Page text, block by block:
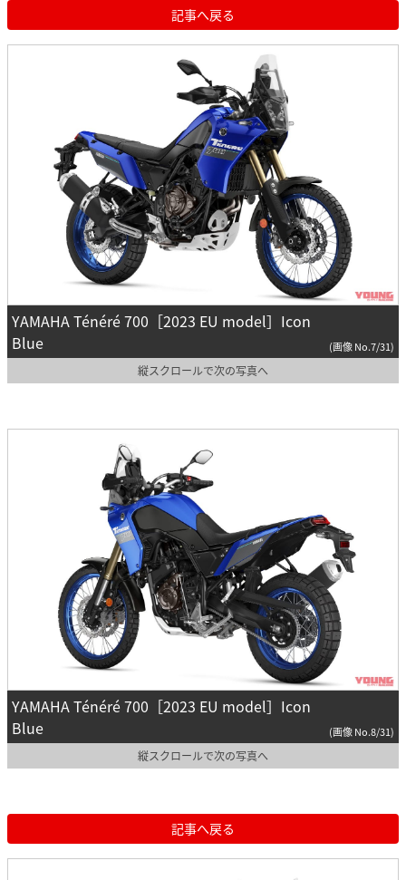
記事へ戻る
YAMAHA Ténéré 700［2023 EU model］Icon
Blue
(画像 No.7/31)
縦スクロールで次の写真へ
YAMAHA Ténéré 700［2023 EU model］Icon
Blue
(画像 No.8/31)
縦スクロールで次の写真へ
記事へ戻る